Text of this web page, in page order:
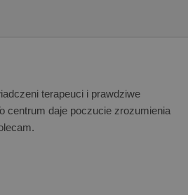
terapeuci i prawdziwe
centrum daje poczucie zrozumienia